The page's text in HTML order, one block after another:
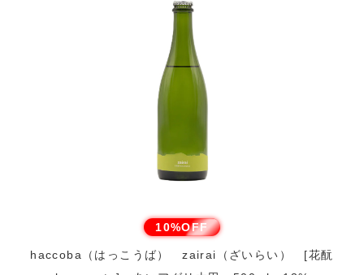
10%OFF
haccoba（はっこうば） zairai（ざいらい） [花酛